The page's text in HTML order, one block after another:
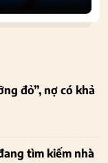
đỏ”, nợ có khả
tìm kiếm nhà